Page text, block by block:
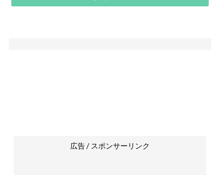
広告 / スポンサーリンク